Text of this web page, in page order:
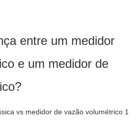
entre um medidor
e um medidor de